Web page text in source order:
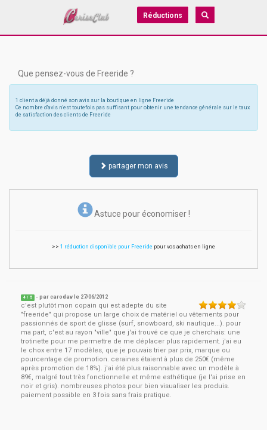
Réductions
Que pensez-vous de Freeride ?
1 client a déjà donné son avis sur la boutique en ligne Freeride
Ce nombre d'avis n'est toutefois pas suffisant pour obtenir une tendance générale sur le taux
de satisfaction des clients de Freeride
partager mon avis
Astuce pour économiser !
>> 1 réduction disponible pour Freeride pour vos achats en ligne
4 / 5 - parcarodav le 27/06/2012
c'est plutôt mon copain qui est adepte du site
"freeride" qui propose un large choix de matériel ou vêtements pour
passionnés de sport de glisse (surf, snowboard, ski nautique...). pour
ma part, c'est au rayon "ville" que j'ai trouvé ce que je cherchais: une
trotinette pour me permettre de me déplacer plus rapidement. j'ai eu
le chox entre 17 modèles, que je pouvais trier par prix, marque ou
pourcentage de promotion. ceraines étaient à plus de 250€ (même
après promotion de 18%). j'ai été plus raisonnable avec un modèle à
89€, malgré tout très fonctionnelle et même esthétique (je l'ai prise en
noir et gris). nombreuses photos pour bien visualiser les produis.
paiement possible en 3 fois sans frais pratique.